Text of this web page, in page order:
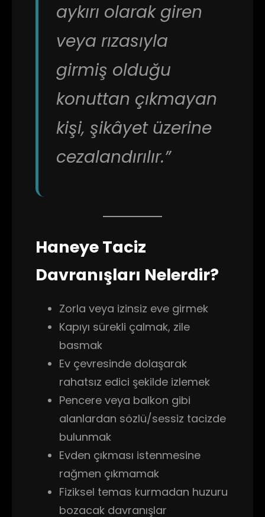
aykırı olarak giren
veya rızasıyla
girmiş olduğu
konuttan çıkmayan
kişi, şikâyet üzerine
cezalandırılır.”
Haneye Taciz
Davranışları Nelerdir?
Zorla veya izinsiz eve girmek
Kapıyı sürekli çalmak, zile
basmak
Ev çevresinde dolaşarak
rahatsız edici şekilde izlemek
Pencere veya balkon gibi
alanlardan sözlü/sessiz tacizde
bulunmak
Evden çıkması istenmesine
rağmen çıkmamak
Fiziksel temas kurmadan huzuru
bozacak davranışlar